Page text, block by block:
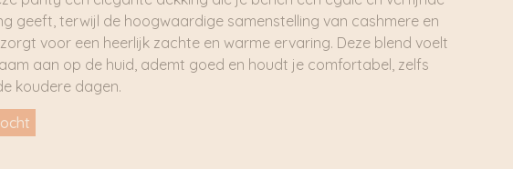
geeft, terwijl de hoogwaardige samenstelling van cashmere en
voor een heerlijk zachte en warme ervaring. Deze blend voelt
aan op de huid, ademt goed en houdt je comfortabel, zelfs
koudere dagen.